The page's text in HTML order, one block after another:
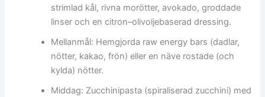
strimlad kål, rivna morötter, avokado, groddade
linser och en citron–olivoljebaserad dressing.
Mellanmål: Hemgjorda raw energy bars (dadlar,
nötter, kakao, frön) eller en näve rostade (och
kylda) nötter.
Middag: Zucchinipasta (spiraliserad zucchini) med